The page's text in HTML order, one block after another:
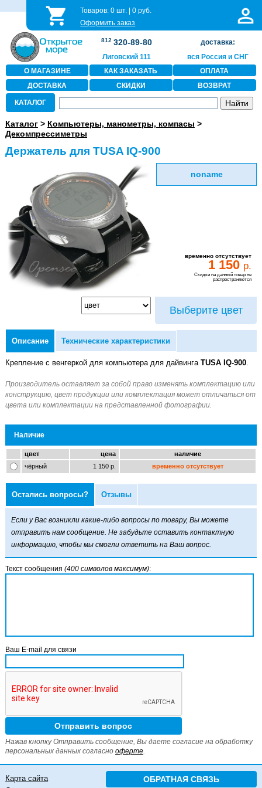
Товаров:0 шт. |0 руб.
Оформить заказ
812 320-89-80
Лиговский 111
доставка:
вся Россия и СНГ
О МАГАЗИНЕ
КАК ЗАКАЗАТЬ
ОПЛАТА
ДОСТАВКА
СКИДКИ ВОЗВРАТ
КАТАЛОГ
Каталог> Компьютеры, манометры, компасы >
Декомпрессиметры
Держатель для TUSA IQ-900
noname
временно отсутствует
1 150 р.
Скидки на данный товар не
распространяются
Выберите цвет
Описание Технические характеристики
Крепление с венгеркой для компьютера для дайвинга TUSA IQ-900.
Наличие
цвет цена
наличие
чёрный
1 150 р. временно отсутствует
Остались вопросы? Отзывы
Если у Вас возникли какие-либо вопросы по товару, Вы можете
отправить нам сообщение. Не забудьте оставить контактную
информацию, чтобы мы смогли ответить на Ваш вопрос.
Текст сообщения (400 символов максимум):
Ваш E-mail для связи
Нажав кнопку Отправить сообщение, Вы даете согласие на обработку
персональных данных согласно оферте.
ОБРАТНАЯ СВЯЗЬ
Карта сайта